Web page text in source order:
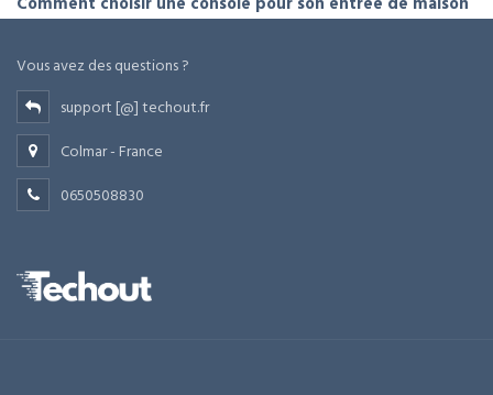
Vous avez des questions ?
support [@] techout.fr
Colmar - France
0650508830